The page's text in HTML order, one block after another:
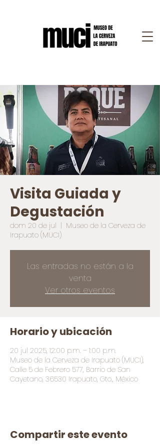
Visita Guiada y
Degustación
dom 20 de jul
  |
Museo de la Cerveza de
Irapuato (MUCI)
Las entradas no están a la
venta
Ver otros eventos
Horario y ubicación
20 jul 2025, 12:00 p.m. – 1:00 p.m.
Museo de la Cerveza de Irapuato (MUCI),
Calle 5 de Febrero 577, Barrio de San
Cayetano, 36530 Irapuato, Gto., México
Compartir este evento